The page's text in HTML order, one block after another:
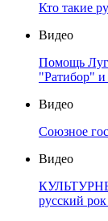
Кто такие
Видео
Помощь
"Ратибор"
Видео
Союзное
Видео
русский